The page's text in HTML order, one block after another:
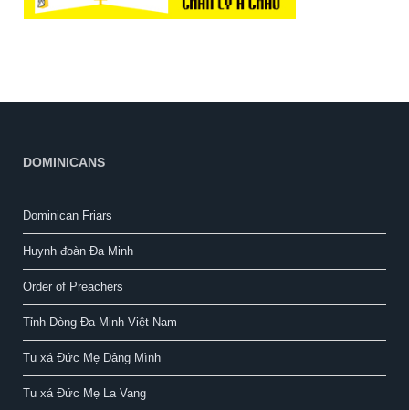
DOMINICANS
Dominican Friars
Huynh đoàn Đa Minh
Order of Preachers
Tỉnh Dòng Đa Minh Việt Nam
Tu xá Đức Mẹ Dâng Mình
Tu xá Đức Mẹ La Vang